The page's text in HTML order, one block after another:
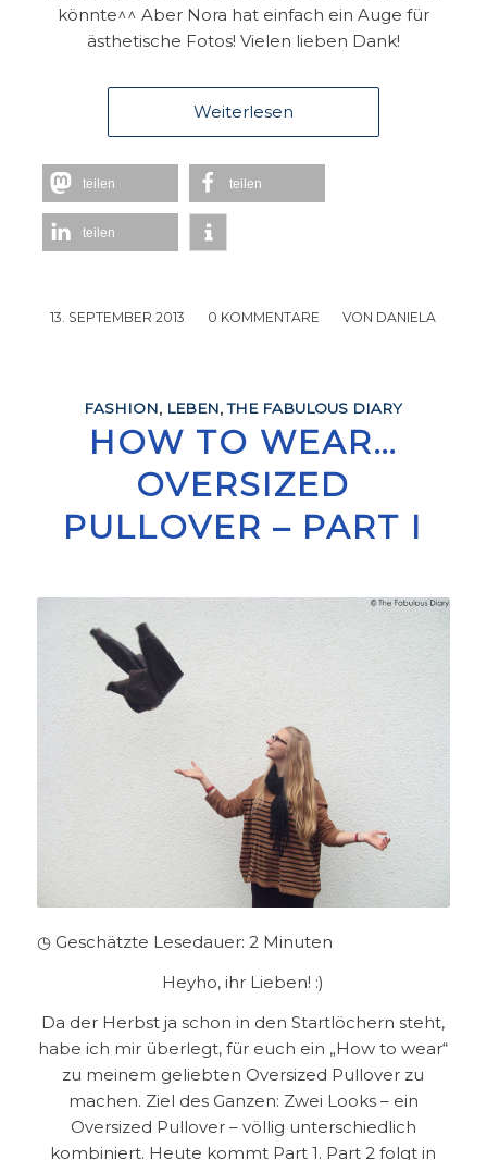
könnte^^ Aber Nora hat einfach ein Auge für
ästhetische Fotos! Vielen lieben Dank!
Weiterlesen
teilen teilen
teilen
13. SEPTEMBER 2013
/ 0 KOMMENTARE
/ VON DANIELA
FASHION, LEBEN,THE FABULOUS DIARY
HOW TO WEAR…
OVERSIZED
PULLOVER – PART I
◷ Geschätzte Lesedauer: 2 Minuten
Heyho, ihr Lieben! :)
Da der Herbst ja schon in den Startlöchern steht,
habe ich mir überlegt, für euch ein „How to wear“
zu meinem geliebten Oversized Pullover zu
machen. Ziel des Ganzen: Zwei Looks – ein
Oversized Pullover – völlig unterschiedlich
kombiniert. Heute kommt Part 1. Part 2 folgt in